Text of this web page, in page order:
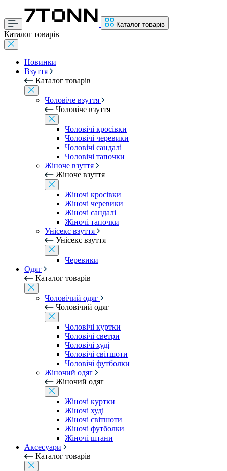
Каталог товарів
Каталог товарів
Новинки
Взуття
Каталог товарів
Чоловіче взуття
Чоловіче взуття
Чоловічі кросівки
Чоловічі черевики
Чоловічі сандалі
Чоловічі тапочки
Жіноче взуття
Жіноче взуття
Жіночі кросівки
Жіночі черевики
Жіночі сандалі
Жіночі тапочки
Унісекс взуття
Унісекс взуття
Черевики
Одяг
Каталог товарів
Чоловічий одяг
Чоловічий одяг
Чоловічі куртки
Чоловічі светри
Чоловічі худі
Чоловічі світшоти
Чоловічі футболки
Жіночий одяг
Жіночий одяг
Жіночі куртки
Жіночі худі
Жіночі світшоти
Жіночі футболки
Жіночі штани
Аксесуари
Каталог товарів